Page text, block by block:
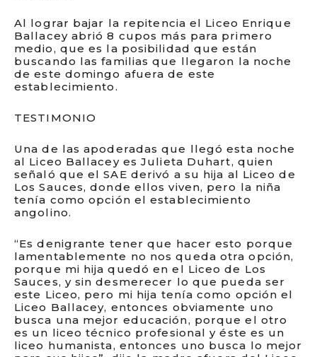
Al lograr bajar la repitencia el Liceo Enrique
Ballacey abrió 8 cupos más para primero
medio, que es la posibilidad que están
buscando las familias que llegaron la noche
de este domingo afuera de este
establecimiento.
TESTIMONIO
Una de las apoderadas que llegó esta noche
al Liceo Ballacey es Julieta Duhart, quien
señaló que el SAE derivó a su hija al Liceo de
Los Sauces, donde ellos viven, pero la niña
tenía como opción el establecimiento
angolino.
“Es denigrante tener que hacer esto porque
lamentablemente no nos queda otra opción,
porque mi hija quedó en el Liceo de Los
Sauces, y sin desmerecer lo que pueda ser
este Liceo, pero mi hija tenía como opción el
Liceo Ballacey, entonces obviamente uno
busca una mejor educación, porque el otro
es un liceo técnico profesional y éste es un
liceo humanista, entonces uno busca lo mejor